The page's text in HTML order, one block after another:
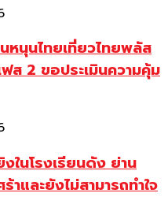
นุนไทยเที่ยวไทยพลัส
ส 2 ขอประเมินความคุ้ม
ในโรงเรียนดัง ย่าน
าและยังไม่สามารถทำใจ